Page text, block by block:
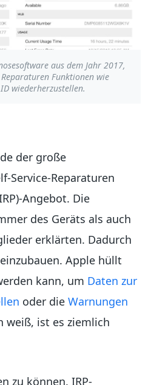
aus dem Jahr 2017,
Funktionen wie
wiederherzustellen.
der große
Service-Reparaturen
Angebot. Die
des Geräts als auch
erklärten. Dadurch
Apple hüllt
kann, um Daten zur
oder die Warnungen
weiß, ist es ziemlich
zu können. IRP-